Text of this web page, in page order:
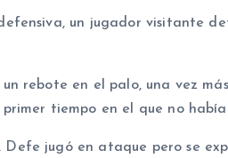
un jugador visitante
un rebote en el palo, una vez
tiempo en el que no
jugó en ataque pero se